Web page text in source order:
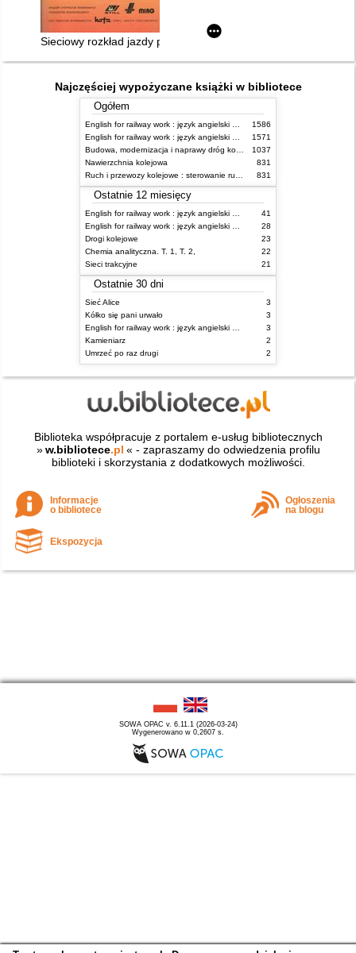
Sieciowy rozkład jazdy pociągów PKP ważny 31.V.1992 -
Najczęściej wypożyczane książki w bibliotece
Ogółem
English for railway work : język angielski dla kolejarzy - podręcznik dla początkujących
1586
English for railway work : język angielski dla kolejarzy - podręcznik dla zaawansowanych
1571
Budowa, modernizacja i naprawy dróg kolejowych
1037
Nawierzchnia kolejowa
831
Ruch i przewozy kolejowe : sterowanie ruchem
831
Ostatnie 12 miesięcy
English for railway work : język angielski dla kolejarzy - podręcznik dla zaawansowanych
41
English for railway work : język angielski dla kolejarzy - podręcznik dla początkujących
28
Drogi kolejowe
23
Chemia analityczna. T. 1, T. 2,
22
Sieci trakcyjne
21
Ostatnie 30 dni
Sieć Alice
3
Kółko się pani urwało
3
English for railway work : język angielski dla kolejarzy - podręcznik dla zaawansowanych
3
Kamieniarz
2
Umrzeć po raz drugi
2
Biblioteka współpracuje z portalem e-usług bibliotecznych
» w.bibliotece.pl « - zapraszamy do odwiedzenia profilu
biblioteki i skorzystania z dodatkowych możliwości.
Informacje
o bibliotece
Ogłoszenia
na blogu
Ekspozycja
SOWA OPAC v. 6.11.1 (2026-03-24)
Wygenerowano w 0,2607 s.